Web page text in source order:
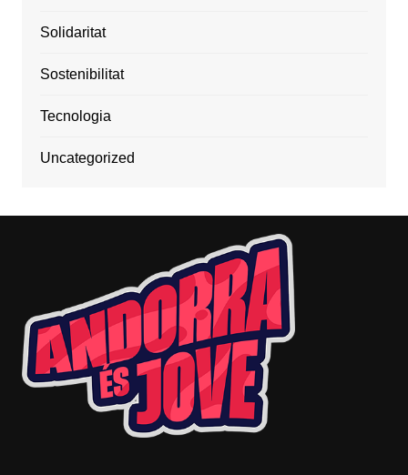
Solidaritat
Sostenibilitat
Tecnologia
Uncategorized